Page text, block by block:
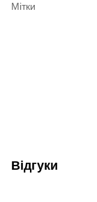
Мітки
Відгуки